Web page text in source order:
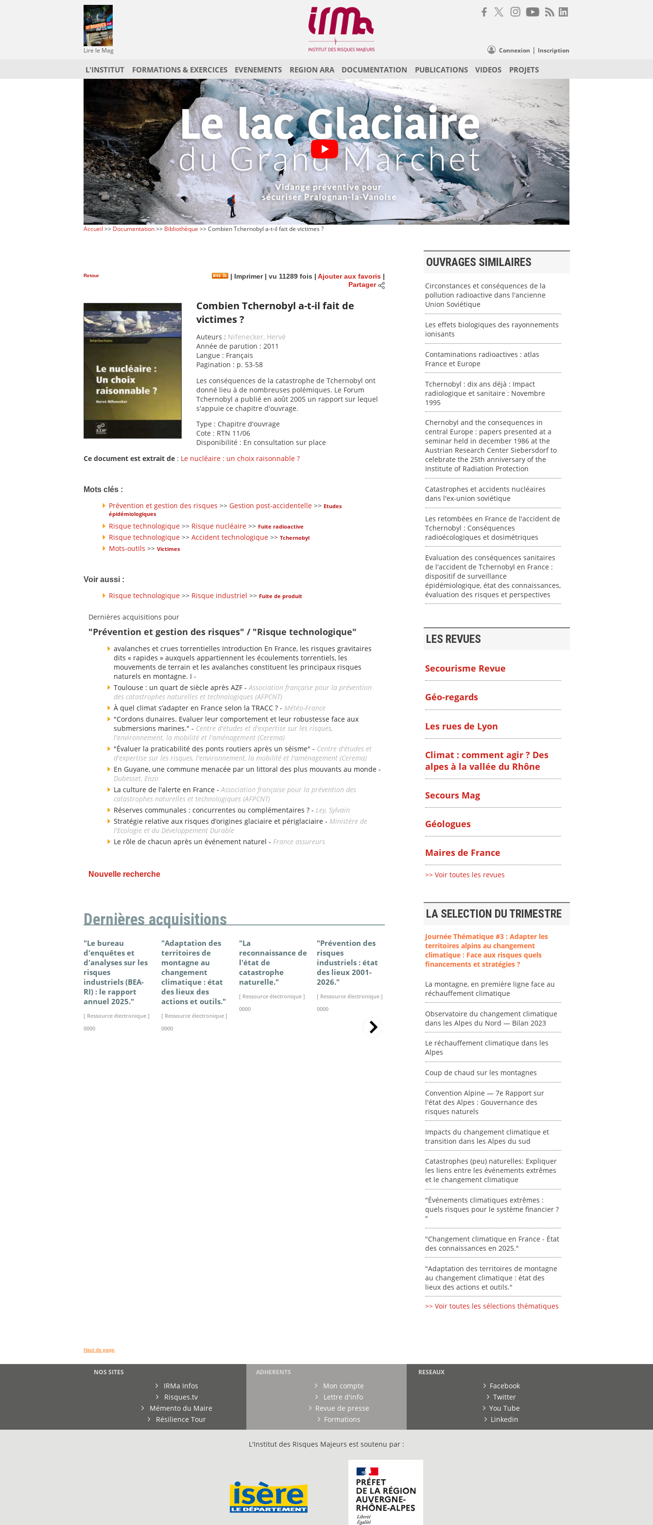
Lire le Mag Connexion | Inscription
L'INSTITUT FORMATIONS & EXERCICES EVENEMENTS REGION ARA DOCUMENTATION PUBLICATIONS VIDEOS PROJETS
Accueil >> Documentation>> Bibliothèque >> Combien Tchernobyl a-t-il fait de victimes ?
Retour Imprimer| vu 11289 fois | Ajouter aux favoris
Partager
Combien Tchernobyl a-t-il fait de
victimes ?
Auteurs : Nifenecker, Hervé
Année de parution : 2011
Langue : Français
Pagination : p. 53-58
Les conséquences de la catastrophe de Tchernobyl ont
donné lieu à de nombreuses polémiques. Le Forum
Tchernobyl a publié en août 2005 un rapport sur lequel
s'appuie ce chapitre d'ouvrage.
Type : Chapitre d'ouvrage
Cote : RTN 11/06
Disponibilité : En consultation sur place
Ce document est extrait de : Le nucléaire : un choix raisonnable ?
Mots clés :
Prévention et gestion des risques >> Gestion post-accidentelle >> Etudes
épidémiologiques
Risque technologique >> Risque nucléaire >> Fuite radioactive
Risque technologique >> Accident technologique >> Tchernobyl
Mots-outils >> Victimes
Voir aussi :
Risque technologique >> Risque industriel >> Fuite de produit
Dernières acquisitions pour
"Prévention et gestion des risques" / "Risque technologique"
avalanches et crues torrentielles Introduction En France, les risques gravitaires
dits « rapides » auxquels appartiennent les écoulements torrentiels, les
mouvements de terrain et les avalanches constituent les principaux risques
naturels en montagne. I -
Toulouse : un quart de siècle après AZF -Association française pour la prévention
des catastrophes naturelles et technologiques (AFPCNT)
À quel climat s’adapter en France selon la TRACC ? - Météo-France
"Cordons dunaires. Evaluer leur comportement et leur robustesse face aux
submersions marines." - Centre d'études et d'expertise sur les risques,
l'environnement, la mobilité et l'aménagement (Cerema)
"Évaluer la praticabilité des ponts routiers après un séisme" - Centre d'études et
d'expertise sur les risques, l'environnement, la mobilité et l'aménagement (Cerema)
En Guyane, une commune menacée par un littoral des plus mouvants au monde -
Dubesset, Enzo
La culture de l'alerte en France -Association française pour la prévention des
catastrophes naturelles et technologiques (AFPCNT)
Réserves communales : concurrentes ou complémentaires ? - Ley, Sylvain
Stratégie relative aux risques d’origines glaciaire et périglaciaire - Ministère de
l'Ecologie et du Développement Durable
Le rôle de chacun après un événement naturel - France assureurs
Nouvelle recherche
Dernières acquisitions
"Le bureau
d'enquêtes et
d'analyses sur les
risques
industriels (BEA-
RI) : le rapport
annuel 2025."
[ Ressource électronique ]
0000
"Adaptation des
territoires de
montagne au
changement
climatique : état
des lieux des
actions et outils."
[ Ressource électronique ]
0000
"La
reconnaissance de
l'état de
catastrophe
naturelle."
[ Ressource électronique ]
0000
"Prévention des
risques
industriels : état
des lieux 2001-
2026."
[ Ressource électronique ]
0000
"Changement
climatique en
France - État des
[ Ressource électronique ]
"Plan ministériel
de gestion des
vagues de
[ Ressource électronique ]
système financier
0000
OUVRAGES SIMILAIRES
Circonstances et conséquences de la
pollution radioactive dans l'ancienne
Union Soviétique
Les effets biologiques des rayonnements
ionisants
Contaminations radioactives : atlas
France et Europe
Tchernobyl : dix ans déjà : Impact
radiologique et sanitaire : Novembre
1995
Chernobyl and the consequences in
central Europe : papers presented at a
seminar held in december 1986 at the
Austrian Research Center Siebersdorf to
celebrate the 25th anniversary of the
Institute of Radiation Protection
Catastrophes et accidents nucléaires
dans l'ex-union soviétique
Les retombées en France de l'accident de
Tchernobyl : Conséquences
radioécologiques et dosimétriques
Evaluation des conséquences sanitaires
de l'accident de Tchernobyl en France :
dispositif de surveillance
épidémiologique, état des connaissances,
évaluation des risques et perspectives
LES REVUES
Secourisme Revue
Géo-regards
Les rues de Lyon
Climat : comment agir ? Des
alpes à la vallée du Rhône
Secours Mag
Géologues
Maires de France
>> Voir toutes les revues
LA SELECTION DU TRIMESTRE
Journée Thématique #3 : Adapter les
territoires alpins au changement
climatique : Face aux risques quels
financements et stratégies ?
La montagne, en première ligne face au
réchauffement climatique
Observatoire du changement climatique
dans les Alpes du Nord — Bilan 2023
Le réchauffement climatique dans les
Alpes
Coup de chaud sur les montagnes
Convention Alpine — 7e Rapport sur
l'état des Alpes : Gouvernance des
risques naturels
Impacts du changement climatique et
transition dans les Alpes du sud
Catastrophes (peu) naturelles: Expliquer
les liens entre les événements extrêmes
et le changement climatique
"Événements climatiques extrêmes :
quels risques pour le système financier ?
"
"Changement climatique en France - État
des connaissances en 2025."
"Adaptation des territoires de montagne
au changement climatique : état des
lieux des actions et outils."
>> Voir toutes les sélections thématiques
Haut de page
NOS SITES
IRMa Infos
Risques.tv
Mémento du Maire
Résilience Tour
ADHERENTS
Mon compte
Lettre d'info
Revue de presse
Formations
RESEAUX
Facebook
Twitter
You Tube
Linkedin
L'Institut des Risques Majeurs est soutenu par :